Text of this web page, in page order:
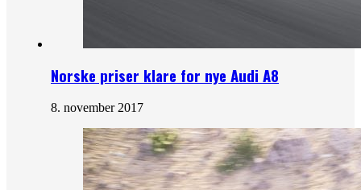
Norske priser klare for nye Audi A8
8. november 2017